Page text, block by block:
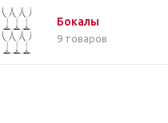
Бокалы
9 товаров